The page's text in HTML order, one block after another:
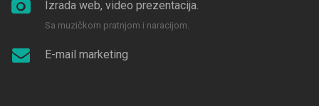
Izrada web, video prezentacija.
Sa muzičkom pratnjom i naracijom.
E-mail marketing